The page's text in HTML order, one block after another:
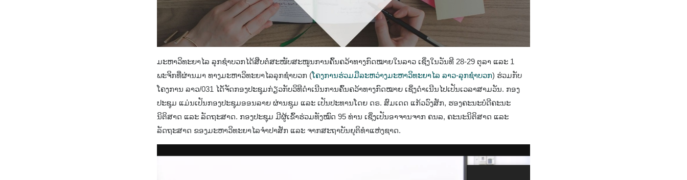
ມະຫາວິທະຍາໄລ ລຸກຊຳບວກໄດ້ສືບຕໍ່ສະໜັບສະໜູນການຄົ້ນຄວ້າທາງກົດໝາຍໃນລາວ ເຊິ່ງໃນວັນທີ 28-29 ຕຸລາ ແລະ 1
ພະຈິກທີ່ຜ່ານມາ ທາງມະຫາວິທະຍາໄລລຸກຊຳບວກ (ໂຄງການຮ່ວມມືລະຫວ່າງມະຫາວິທະຍາໄລ ລາວ-ລຸກຊຳບວກ) ຮ່ວມກັບ
ໂຄງການ ລາວ/031 ໄດ້່ຈັດກອງປະຊຸມກ່ຽວກັບວິທີດຳເນີນການຄົ້ນຄວ້າທາງກົດໝາຍ ເຊິ່ງດຳເນີນໄປເປັນເວລາສາມວັນ. ກອງ
ປະຊຸມ ແມ່ນເປັນກອງປະຊຸມອອນລາຍ ຜ່ານຊູມ ແລະ ເປັນປະທານໂດຍ ດຣ. ສົມເດດ ແກ້ວວົງສັກ, ຮອງຄະນະບໍດີຄະນະ
ນິຕິສາດ ແລະ ລັດຖະສາດ. ກອງປະຊຸມ ມີຜູ້ເຂົ້າຮ່ວມທັງໝົດ 95 ທ່ານ ເຊິ່ງເປັນອາຈານຈາກ ຄນລ, ຄະນະນິຕິສາດ ແລະ
ລັດຖະສາດ ຂອງມະຫາວິທະຍາໄລຈຳປາສັກ ແລະ ຈາກສະຖາບັນຍຸຕິທຳແຫ່ງຊາດ.